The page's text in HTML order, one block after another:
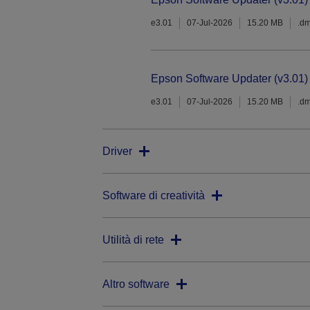
e3.01 07-Jul-2026 15.20 MB
Epson Software Updater (v3.01)
e3.01 07-Jul-2026 15.20 MB
Driver
Software di creatività
Utilità di rete
Altro software